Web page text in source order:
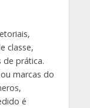
classe,
de prática.
marcas do
é